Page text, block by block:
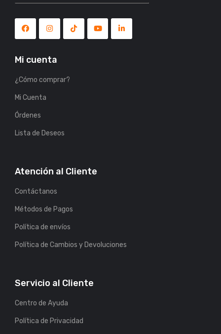
Mi cuenta
¿Cómo comprar?
Mi Cuenta
Órdenes
Lista de Deseos
Atención al Cliente
Contáctanos
Métodos de Pagos
Política de envíos
Política de Cambios y Devoluciones
Servicio al Cliente
Centro de Ayuda
Política de Privacidad